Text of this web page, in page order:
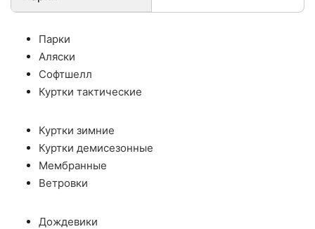
Парки
Аляски
Софтшелл
Куртки тактические
Куртки зимние
Куртки демисезонные
Мембранные
Ветровки
Дождевики